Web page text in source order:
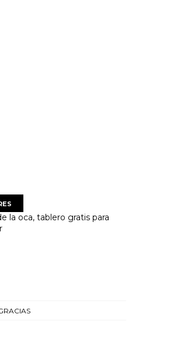
la oca, tablero gratis para